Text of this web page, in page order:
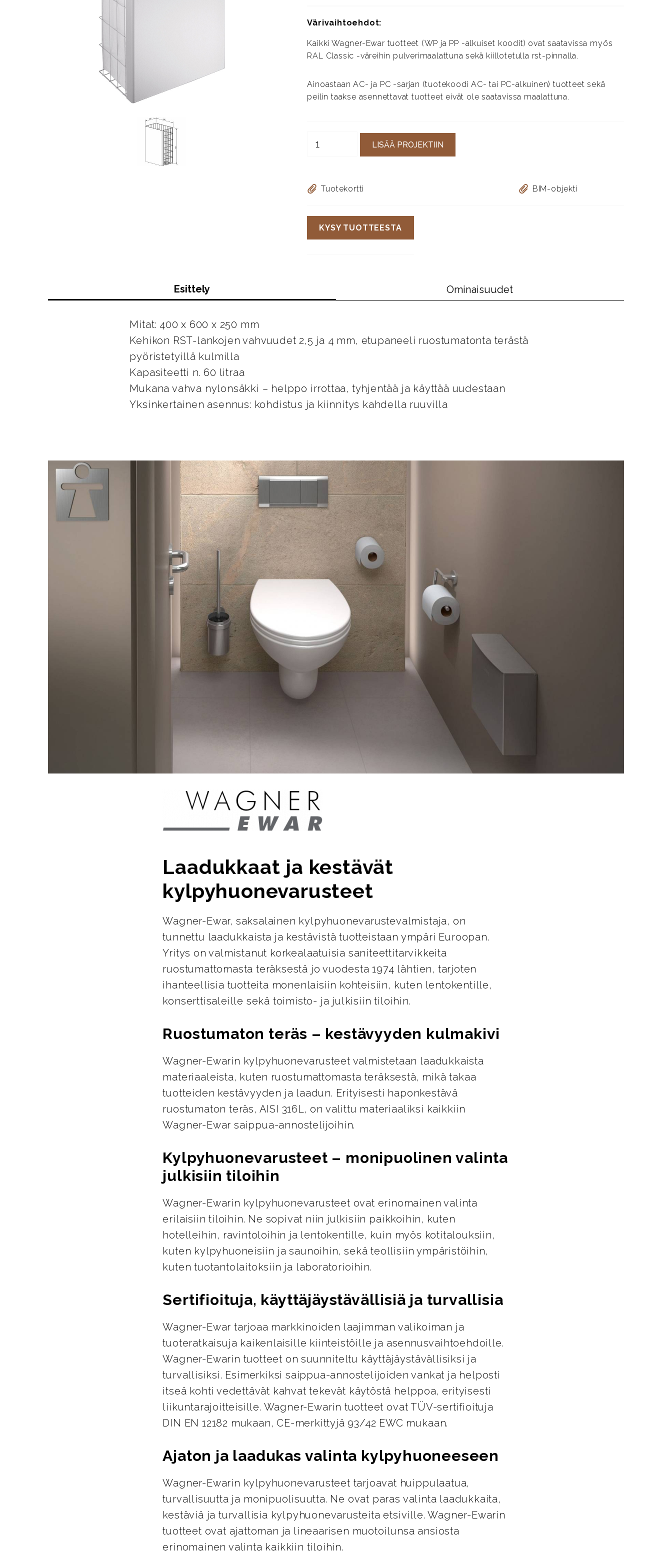
Värivaihtoehdot:
Kaikki Wagner-Ewar tuotteet (WP ja PP -alkuiset koodit) ovat saatavissa myös
RAL Classic -väreihin pulverimaalattuna sekä kiillotetulla rst-pinnalla.
Ainoastaan AC- ja PC -sarjan (tuotekoodi AC- tai PC-alkuinen) tuotteet sekä
peilin taakse asennettavat tuotteet eivät ole saatavissa maalattuna.
LISÄÄ PROJEKTIIN
Tuotekortti BIM-objekti
KYSY TUOTTEESTA
Esittely Ominaisuudet
Mitat: 400 x 600 x 250 mm
Kehikon RST-lankojen vahvuudet 2,5 ja 4 mm, etupaneeli ruostumatonta terästä
pyöristetyillä kulmilla
Kapasiteetti n. 60 litraa
Mukana vahva nylonsäkki – helppo irrottaa, tyhjentää ja käyttää uudestaan
Yksinkertainen asennus: kohdistus ja kiinnitys kahdella ruuvilla
Laadukkaat ja kestävät
kylpyhuonevarusteet
Wagner-Ewar, saksalainen kylpyhuonevarustevalmistaja, on
tunnettu laadukkaista ja kestävistä tuotteistaan ympäri Euroopan.
Yritys on valmistanut korkealaatuisia saniteettitarvikkeita
ruostumattomasta teräksestä jo vuodesta 1974 lähtien, tarjoten
ihanteellisia tuotteita monenlaisiin kohteisiin, kuten lentokentille,
konserttisaleille sekä toimisto- ja julkisiin tiloihin.
Ruostumaton teräs – kestävyyden kulmakivi
Wagner-Ewarin kylpyhuonevarusteet valmistetaan laadukkaista
materiaaleista, kuten ruostumattomasta teräksestä, mikä takaa
tuotteiden kestävyyden ja laadun. Erityisesti haponkestävä
ruostumaton teräs, AISI 316L, on valittu materiaaliksi kaikkiin
Wagner-Ewar saippua-annostelijoihin.
Kylpyhuonevarusteet – monipuolinen valinta
julkisiin tiloihin
Wagner-Ewarin kylpyhuonevarusteet ovat erinomainen valinta
erilaisiin tiloihin. Ne sopivat niin julkisiin paikkoihin, kuten
hotelleihin, ravintoloihin ja lentokentille, kuin myös kotitalouksiin,
kuten kylpyhuoneisiin ja saunoihin, sekä teollisiin ympäristöihin,
kuten tuotantolaitoksiin ja laboratorioihin.
Sertifioituja, käyttäjäystävällisiä ja turvallisia
Wagner-Ewar tarjoaa markkinoiden laajimman valikoiman ja
tuoteratkaisuja kaikenlaisille kiinteistöille ja asennusvaihtoehdoille.
Wagner-Ewarin tuotteet on suunniteltu käyttäjäystävällisiksi ja
turvallisiksi. Esimerkiksi saippua-annostelijoiden vankat ja helposti
itseä kohti vedettävät kahvat tekevät käytöstä helppoa, erityisesti
liikuntarajoitteisille. Wagner-Ewarin tuotteet ovat TÜV-sertifioituja
DIN EN 12182 mukaan, CE-merkittyjä 93/42 EWC mukaan.
Ajaton ja laadukas valinta kylpyhuoneeseen
Wagner-Ewarin kylpyhuonevarusteet tarjoavat huippulaatua,
turvallisuutta ja monipuolisuutta. Ne ovat paras valinta laadukkaita,
kestäviä ja turvallisia kylpyhuonevarusteita etsiville. Wagner-Ewarin
tuotteet ovat ajattoman ja lineaarisen muotoilunsa ansiosta
erinomainen valinta kaikkiin tiloihin.